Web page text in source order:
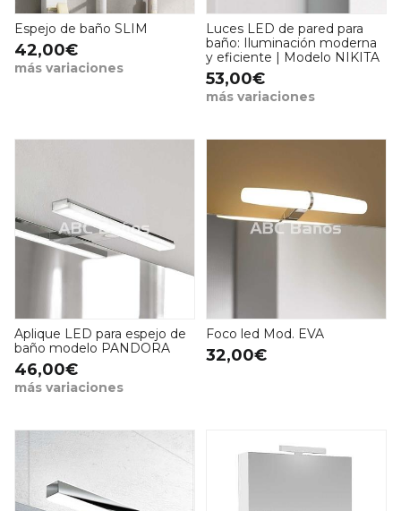
Espejo de baño SLIM
42,00€
más variaciones
Luces LED de pared para
baño: Iluminación moderna
y eficiente | Modelo NIKITA
53,00€
más variaciones
Aplique LED para espejo de
baño modelo PANDORA
46,00€
más variaciones
Foco led Mod. EVA
32,00€